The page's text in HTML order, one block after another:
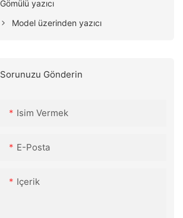
Gömülü yazıcı
Model üzerinden yazıcı
Sorunuzu Gönderin
Isim Vermek
E-Posta
Içerik